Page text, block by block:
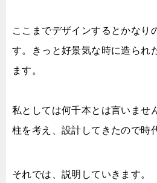
ここまでデザインするとかなり
す。きっと好景気な時に造られ
ます。
私としては何千本とは言いませ
柱を考え、設計してきたので時
それでは、説明していきます。